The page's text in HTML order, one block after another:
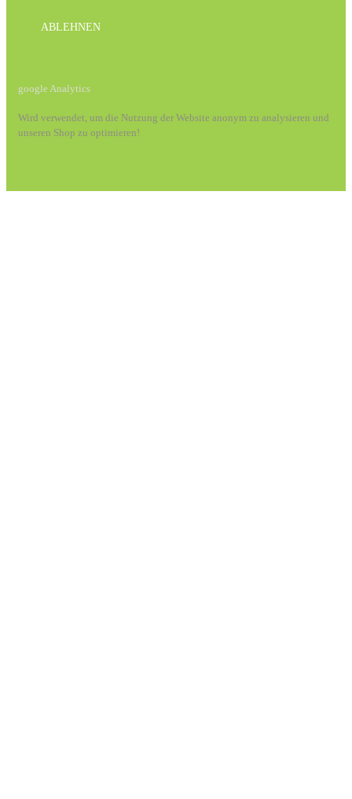
ABLEHNEN
google Analytics
Wird verwendet, um die Nutzung der Website anonym zu analysieren und
unseren Shop zu optimieren!